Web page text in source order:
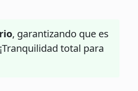
, garantizando que es
total para